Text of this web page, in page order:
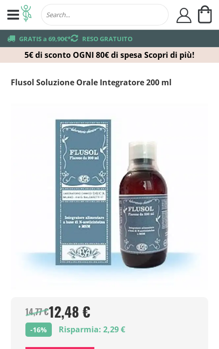
5€ di sconto OGNI 80€ di spesa Scopri di più!
truck GRATIS a 69,90€*returns RESO GRATUITO
user
Flusol Soluzione Orale Integratore 200 ml
14,77 €12,48 €
-16% Risparmia: 2,29 €